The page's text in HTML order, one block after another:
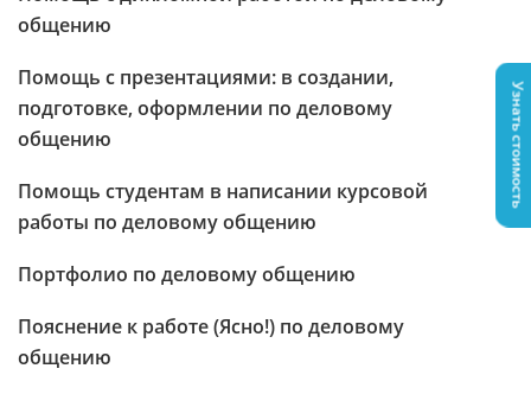
общению
Помощь с презентациями: в создании,
подготовке, оформлении по деловому
общению
Помощь студентам в написании курсовой
работы по деловому общению
Портфолио по деловому общению
Пояснение к работе (Ясно!) по деловому
общению
Узнать стоимость